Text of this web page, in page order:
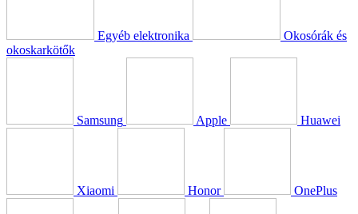
Egyéb elektronika
Okosórák és
okoskarkötők
Samsung Apple Huawei
Xiaomi Honor OnePlus